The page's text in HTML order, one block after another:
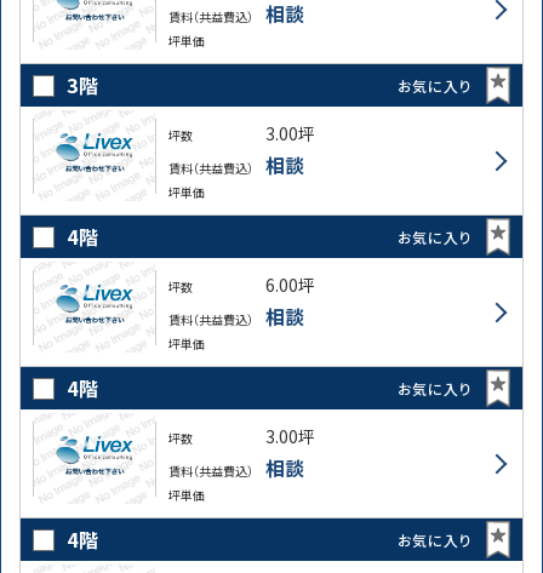
賃料（共益費込） 相談
坪単価
3階 お気に入り
坪数 3.00坪
賃料（共益費込） 相談
坪単価
4階 お気に入り
坪数 6.00坪
賃料（共益費込） 相談
坪単価
4階 お気に入り
坪数 3.00坪
賃料（共益費込） 相談
坪単価
4階 お気に入り